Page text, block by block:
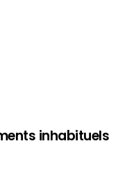
inhabituels